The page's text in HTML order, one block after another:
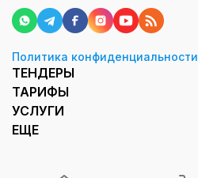
Политика конфиденциальности
ТЕНДЕРЫ
ТАРИФЫ
УСЛУГИ
ЕЩЕ